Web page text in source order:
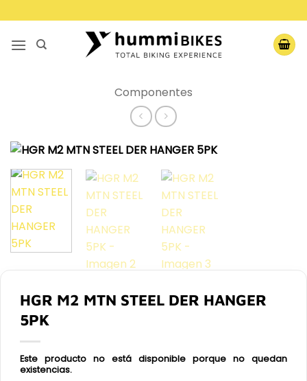
al
contenido
Componentes
HGR M2 MTN STEEL DER HANGER
5PK
Este producto no está disponible porque no quedan
existencias.